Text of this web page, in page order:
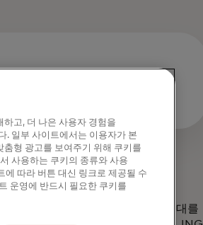
결제 기술을 통해 현대 뱅킹의 토대를
고, 더 나은 사용자 경험을
. 일부 사이트에서는 이용자가 본
형 광고를 보여주기 위해 쿠키를
사용하는 쿠키의 종류와 사용
따라 버튼 대신 링크로 제공될 수
운영에 반드시 필요한 쿠키를